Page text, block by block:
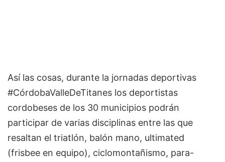
Así las cosas, durante la jornadas deportivas
#CórdobaValleDeTitanes los deportistas
cordobeses de los 30 municipios podrán
participar de varias disciplinas entre las que
resaltan el triatlón, balón mano, ultimated
(frisbee en equipo), ciclomontañismo, para-